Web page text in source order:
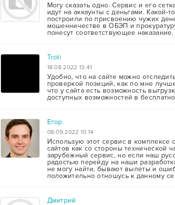
Могу сказать одно. Сервис и его
идут на аккаунты с деньгами. Какой-
построили по присвоению чужих
мошенничестве в ОБЭП и
понесут соответствующее наказание.
Troti
18.08.2022 13:41
Удобно, что на сайте можно
проверкой позиций, как по мне
что у сайта есть возможность
доступных возможностей в
Егор
08.09.2022 10:14
Использую этот сервис в комплексе
сайтов как со стороны технической
зарубежный сервис, но если наш
радостью перейду на наши
не могу найти, бывают вылеты и
положительно отношусь к данному
Дмитрий